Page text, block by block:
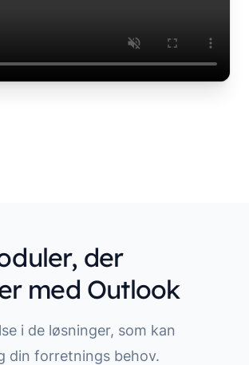
der
med Outlook
i de løsninger, som kan
din forretnings behov.